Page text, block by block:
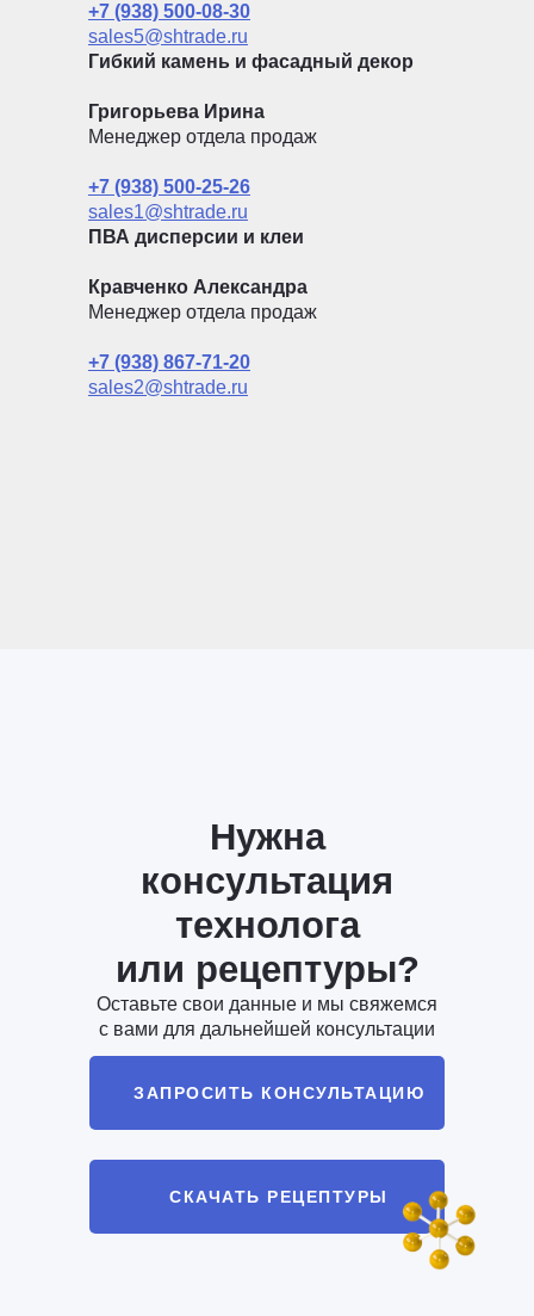
+7 (938) 500-08-30
sales5@shtrade.ru
Гибкий камень и фасадный декор
Григорьева Ирина
Менеджер отдела продаж
+7 (938) 500-25-26
sales1@shtrade.ru
ПВА дисперсии и клеи
Кравченко Александра
Менеджер отдела продаж
+7 (938) 867-71-20
sales2@shtrade.ru
СКАЧАТЬ РЕЦЕПТУРЫ
ЗАПРОСИТЬ КОНСУЛЬТАЦИЮ
Нужна
консультация
технолога
или рецептуры?
Оставьте свои данные и мы свяжемся
с вами для дальнейшей консультации